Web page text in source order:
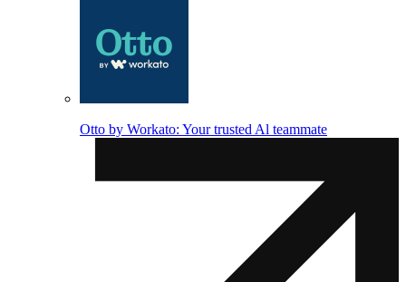
Otto by Workato: Your trusted Al teammate